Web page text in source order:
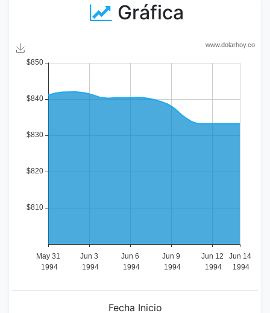
Gráfica
Fecha Inicio